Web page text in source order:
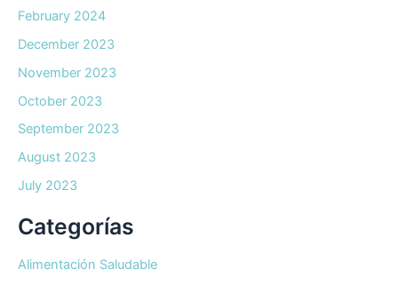
February 2024
December 2023
November 2023
October 2023
September 2023
August 2023
July 2023
Categorías
Alimentación Saludable